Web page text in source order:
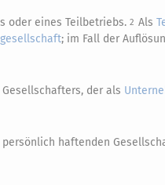
oder eines Teilbetriebs. 2 Als
; im Fall der
der als
haftenden